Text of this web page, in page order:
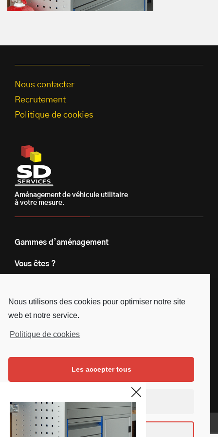
Nous utilisons des cookies pour optimiser notre site
web et notre service.
Politique de cookies
Les accepter tous
Continuer sans accepter
Voir les préférences
Nous contacter
Recrutement
Politique de cookies
Aménagement de véhicule utilitaire
à votre mesure.
Gammes d’aménagement
Vous êtes ?
Le groupe
Instagram
Linkedin
Youtube
Mentions légales